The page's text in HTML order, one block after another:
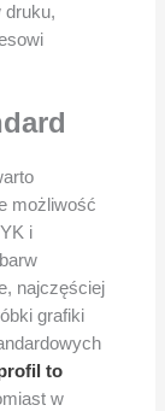
druku,
możliwość
i
najczęściej
grafiki
to
w